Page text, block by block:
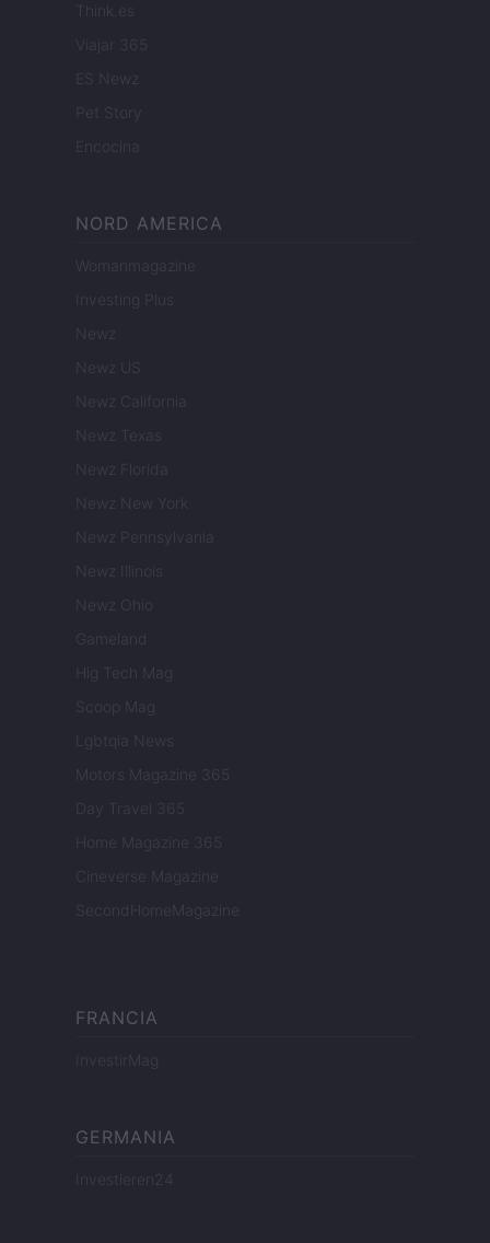
Think.es
Viajar 365
ES Newz
Pet Story
Encocina
NORD AMERICA
Womanmagazine
Investing Plus
Newz
Newz US
Newz California
Newz Texas
Newz Florida
Newz New York
Newz Pennsylvania
Newz Illinois
Newz Ohio
Gameland
Hig Tech Mag
Scoop Mag
Lgbtqia News
Motors Magazine 365
Day Travel 365
Home Magazine 365
Cineverse Magazine
SecondHomeMagazine
FRANCIA
InvestirMag
GERMANIA
Investieren24